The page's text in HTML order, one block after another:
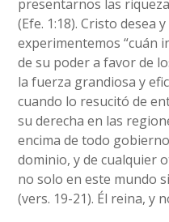
presentarnos las
(Efe. 1:18). Cristo desea
experimentemos “cuán
de su poder a favor de
la fuerza grandiosa y
cuando lo resucitó de
su derecha en las
encima de todo
dominio, y de cualquier
no solo en este mundo
(vers. 19-21). Él reina, y